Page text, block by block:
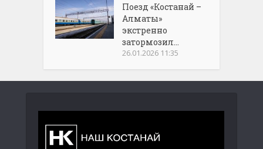
Поезд «Костанай –
Алматы»
экстренно
затормозил...
26.01.2026 11:35